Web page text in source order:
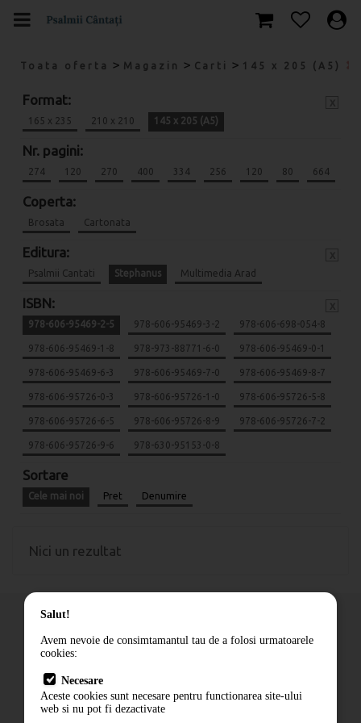
Toata oferta > Magazin > Carti > 145 x 205 (A5)
Format:
165 x 235 210 x 210 145 x 205 (A5)
Nr. pagini:
274 120 270 400 334 256 120 80 664
Coperta:
Brosata Cartonata
Editura:
Psalmii Cantati Stephanus Multimedia Arad
ISBN:
978-606-95469-2-5 978-606-95469-3-2 978-606-698-054-8
978-606-95469-1-8 978-973-88771-6-0 978-606-95469-0-1
978-606-95469-6-3 978-606-95469-7-0 978-606-95469-8-7
978-606-95726-0-3 978-606-95726-1-0 978-606-95726-5-8
978-606-95726-6-5 978-606-95726-8-9 978-606-95726-7-2
978-606-95726-9-6 978-630-95153-0-8
Sortare
Cele mai noi Pret Denumire
Nici un rezultat
Cum comand
Livrare
Contact
Salut!
Avem nevoie de consimtamantul tau de a folosi urmatoarele
cookies:
Necesare
Aceste cookies sunt necesare pentru functionarea site-ului
web si nu pot fi dezactivate